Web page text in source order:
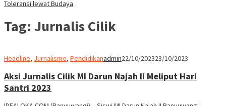
Toleransi lewat Budaya
Tag: Jurnalis Cilik
Headline, Jurnalisme, Pendidikanadmin22/10/202323/10/2023
Aksi Jurnalis Cilik MI Darun Najah II Meliput Hari
Santri 2023